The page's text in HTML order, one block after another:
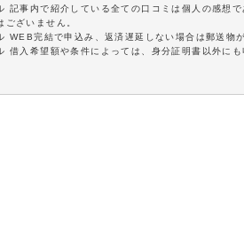
記事内で紹介している全ての口コミは個人の感想
ございません。
WEB完結で申込み、返済遅延しない場合は郵送物
借入希望額や条件によっては、身分証明書以外に